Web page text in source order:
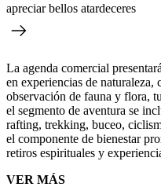
apreciar bellos atardeceres
La agenda comercial
en experiencias de naturaleza,
observación de fauna y flora,
el segmento de aventura se
rafting, trekking, buceo,
el componente de bienestar
retiros espirituales y
VER MÁS